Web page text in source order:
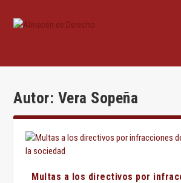
Autor: Vera Sopeña
Multas a los directivos por